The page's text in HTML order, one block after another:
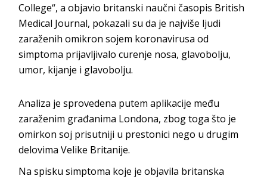
College“, a objavio britanski naučni časopis British
Medical Journal, pokazali su da je najviše ljudi
zaraženih omikron sojem koronavirusa od
simptoma prijavljivalo curenje nosa, glavobolju,
umor, kijanje i glavobolju.
Analiza je sprovedena putem aplikacije među
zaraženim građanima Londona, zbog toga što je
omirkon soj prisutniji u prestonici nego u drugim
delovima Velike Britanije.
Na spisku simptoma koje je objavila britanska